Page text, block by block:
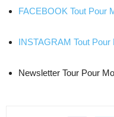
FACEBOOK Tout Pour
INSTAGRAM Tout Pour
Newsletter Tour Pour